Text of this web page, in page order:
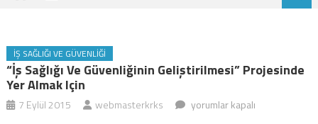
İŞ SAĞLIĞI VE GÜVENLIĞI
“İş Sağlığı Ve Güvenliğinin Geliştirilmesi” Projesinde
Yer Almak Için
7 Eylül 2015 webmasterkrks
“İş
yorumlar kapalı